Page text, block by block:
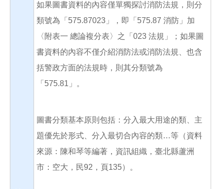
如果圖書資料的內容僅單獨探討消防法規，則分
類號為「575.87023」，即「575.87 消防」加
〈附表一 總論複分表〉之「023 法規」；如果圖
書資料的內容不僅介紹消防法或消防法規、也含
括警政方面的法規時，則其分類號為
「575.81」。
圖書分類基本原則包括：分入最大用途的類、主
題優先於形式、分入最切合內容的類…等（資料
來源：陳和琴等編著，資訊組織，臺北縣蘆洲
市：空大，民92，頁135）。